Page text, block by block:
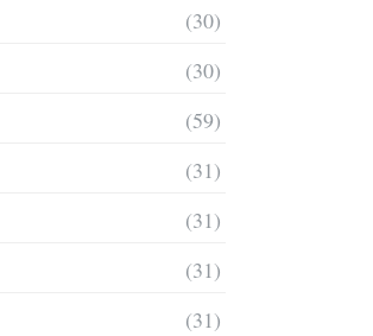
(30)
(30)
(59)
(31)
(31)
(31)
(31)